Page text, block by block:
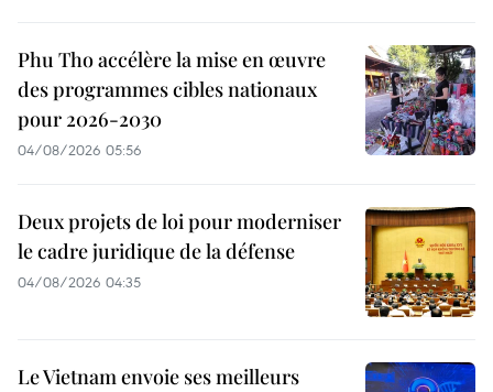
Phu Tho accélère la mise en œuvre
des programmes cibles nationaux
pour 2026-2030
04/08/2026 05:56
Deux projets de loi pour moderniser
le cadre juridique de la défense
04/08/2026 04:35
Le Vietnam envoie ses meilleurs